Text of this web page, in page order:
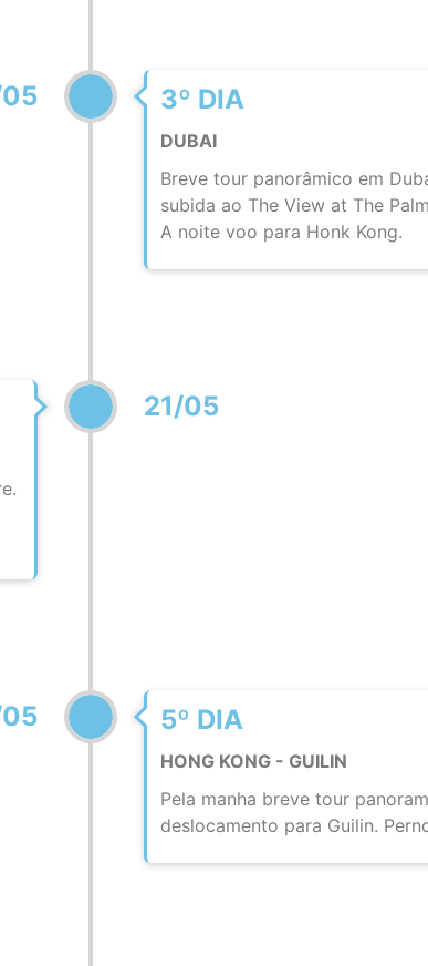
3º DIA
DUBAI
Breve tour panorâmico em
subida ao The View at The Palm
A noite voo para Honk Kong.
21/05
5º DIA
HONG KONG - GUILIN
Pela manha breve tour
deslocamento para Guilin.